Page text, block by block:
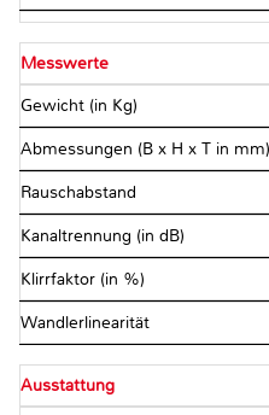
Messwerte
Gewicht (in Kg)
Abmessungen (B x H x T in mm)
Rauschabstand
Kanaltrennung (in dB)
Klirrfaktor (in %)
Wandlerlinearität
Ausstattung